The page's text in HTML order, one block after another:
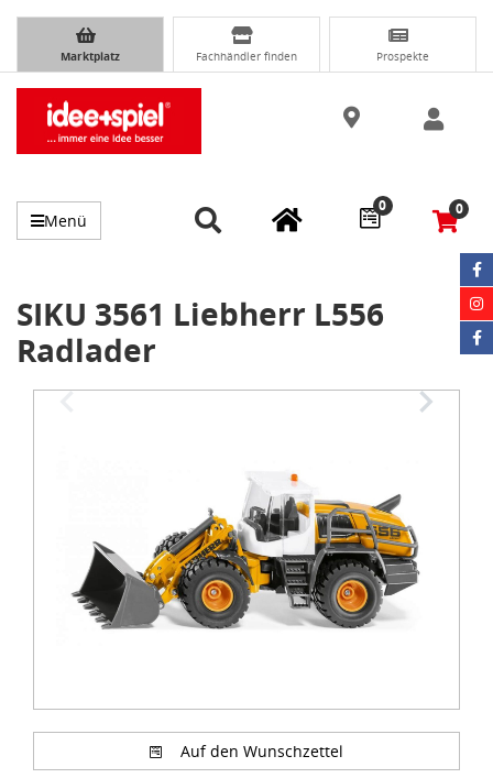
Marktplatz Fachhändler finden Prospekte
Menü
0 0
SIKU 3561 Liebherr L556
Radlader
Auf den Wunschzettel